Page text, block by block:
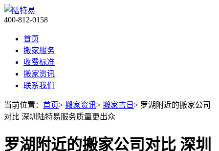
400-812-0158
首页
搬家服务
收费标准
搬家资讯
联系我们
当前位置： 首页> 搬家资讯> 搬家吉日 > 罗湖附近的搬家公司
对比 深圳陆特易服务质量更出众
罗湖附近的搬家公司对比 深圳